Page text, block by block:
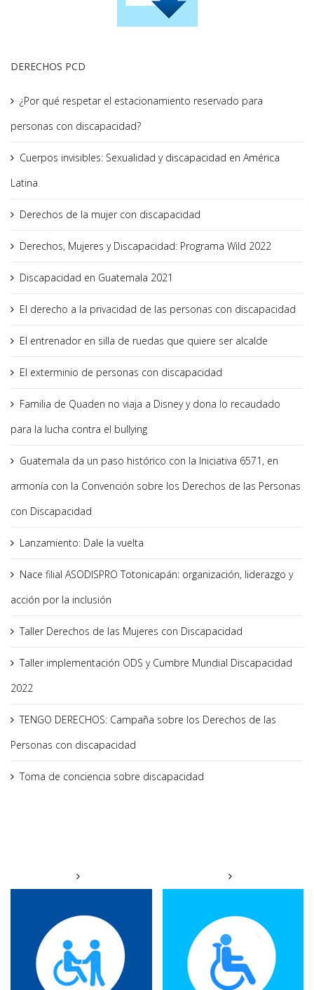
DERECHOS PCD
¿Por qué respetar el estacionamiento reservado para
personas con discapacidad?
Cuerpos invisibles: Sexualidad y discapacidad en América
Latina
Derechos de la mujer con discapacidad
Derechos, Mujeres y Discapacidad: Programa Wild 2022
Discapacidad en Guatemala 2021
El derecho a la privacidad de las personas con discapacidad
El entrenador en silla de ruedas que quiere ser alcalde
El exterminio de personas con discapacidad
Familia de Quaden no viaja a Disney y dona lo recaudado
para la lucha contra el bullying
Guatemala da un paso histórico con la Iniciativa 6571, en
armonía con la Convención sobre los Derechos de las Personas
con Discapacidad
Lanzamiento: Dale la vuelta
Nace filial ASODISPRO Totonicapán: organización, liderazgo y
acción por la inclusión
Taller Derechos de las Mujeres con Discapacidad
Taller implementación ODS y Cumbre Mundial Discapacidad
2022
TENGO DERECHOS: Campaña sobre los Derechos de las
Personas con discapacidad
Toma de conciencia sobre discapacidad